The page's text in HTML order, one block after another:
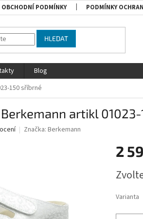
OBCHODNÍ PODMÍNKY PODMÍNKY
HLEDAT
Blog
150 sříbrné
artikl
Značka: Berkemann
2
cena:
Varianta